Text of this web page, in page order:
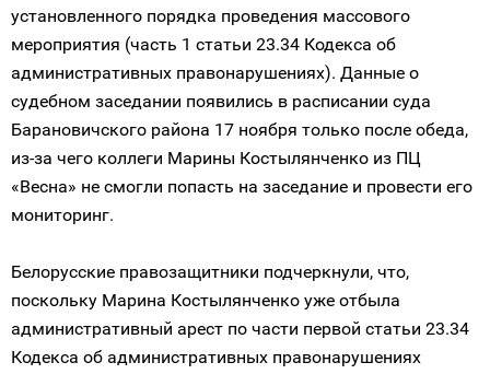
установленного порядка проведения массового
мероприятия (часть 1 статьи 23.34 Кодекса об
административных правонарушениях). Данные о
судебном заседании появились в расписании суда
Барановичского района 17 ноября только после обеда,
из-за чего коллеги Марины Костылянченко из ПЦ
«Весна» не смогли попасть на заседание и провести его
мониторинг.
Белорусские правозащитники подчеркнули, что,
поскольку Марина Костылянченко уже отбыла
административный арест по части первой статьи 23.34
Кодекса об административных правонарушениях